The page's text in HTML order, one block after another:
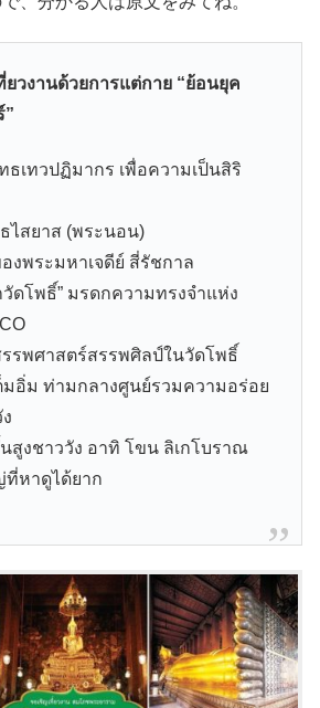
วงานด้วยการแต่กาย “ย้อนยุค
ธเทวปฏิมากร เพื่อความเป็นสิริ
ไสยาส (พระนอน)
งพระมหาเจดีย์ สี่รัชกาล
วัดโพธิ์” มรดกความทรงจำแห่ง
รรพศาสตร์สรรพศิลป์ในวัดโพธิ์
อิ่ม ท่ามกลางศูนย์รวมความอร่อย
สูงชาววัง อาทิ โขน ลิเกโบราณ
ที่หาดูได้ยาก